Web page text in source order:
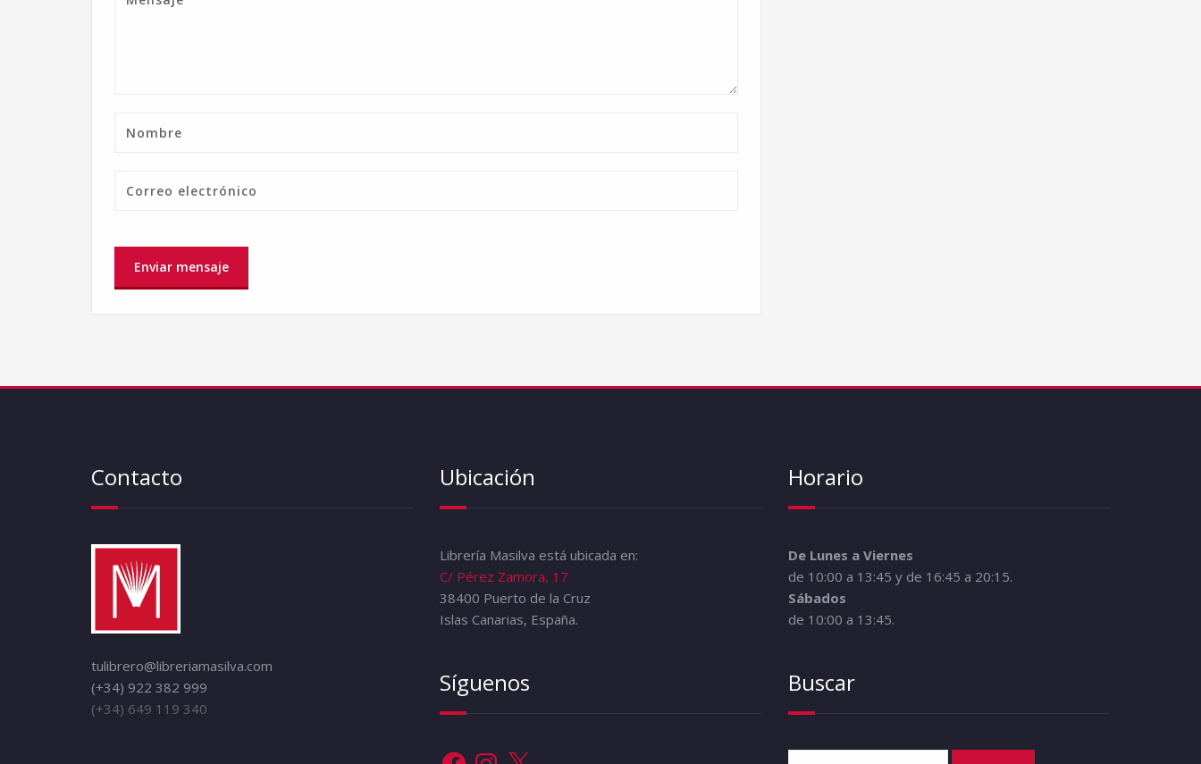
Contacto
tulibrero@libreriamasilva.com
(+34) 922 382 999
(+34) 649 119 340
Ubicación
Librería Masilva está ubicada en:
C/ Pérez Zamora, 17
38400 Puerto de la Cruz
Islas Canarias, España.
Síguenos
FacebookInstagram
X
Horario
De Lunes a Viernes
de 10:00 a 13:45 y de 16:45 a 20:15.
Sábados
de 10:00 a 13:45.
Buscar